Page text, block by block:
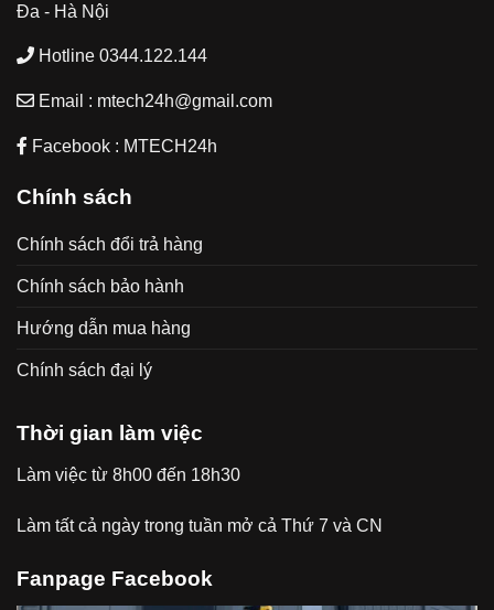
Đa - Hà Nội
Hotline 0344.122.144
Email : mtech24h@gmail.com
Facebook : MTECH24h
Chính sách
Chính sách đổi trả hàng
Chính sách bảo hành
Hướng dẫn mua hàng
Chính sách đại lý
Thời gian làm việc
Làm việc từ 8h00 đến 18h30
Làm tất cả ngày trong tuần mở cả Thứ 7 và CN
Fanpage Facebook